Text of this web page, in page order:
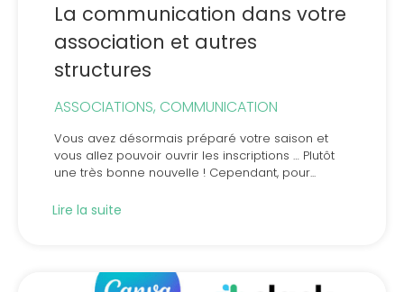
La communication dans votre
association et autres
structures
ASSOCIATIONS, COMMUNICATION
Vous avez désormais préparé votre saison et
vous allez pouvoir ouvrir les inscriptions … Plutôt
une très bonne nouvelle ! Cependant, pour...
Lire la suite